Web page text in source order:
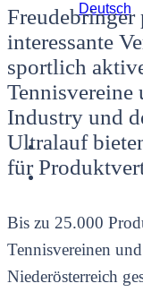
Deutsch
Freudebringer
interessante
sportlich
Tennisvereine
Industry und
Ultralauf
für
Bis zu 25.000
Tennisvereinen
Niederösterreich